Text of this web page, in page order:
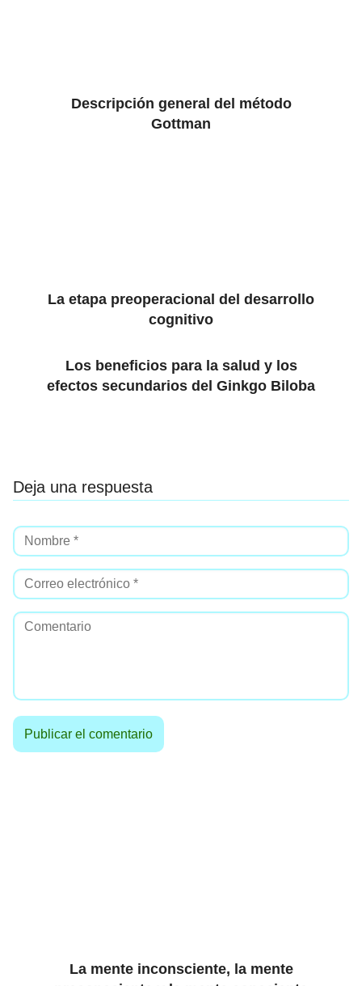
Descripción general del método
Gottman
La etapa preoperacional del desarrollo
cognitivo
Los beneficios para la salud y los
efectos secundarios del Ginkgo Biloba
Deja una respuesta
La mente inconsciente, la mente